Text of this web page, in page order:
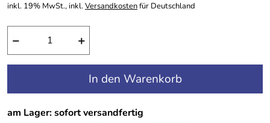
inkl. 19% MwSt., inkl.Versandkostenfür Deutschland
− +
In den Warenkorb
am Lager: sofort versandfertig